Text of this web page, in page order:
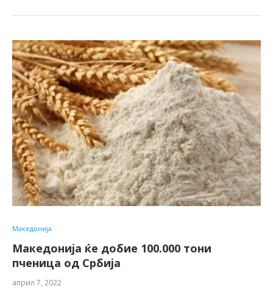
Македонија
Македонија ќе добие 100.000 тони
пченица од Србија
април 7, 2022